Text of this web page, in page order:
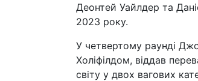
Деонтей Уайлдер та
2023 року.
У четвертому раунді
Холіфілдом, віддав
світу у двох вагових